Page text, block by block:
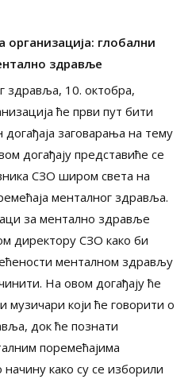
организација: глобални
здравље
здравља, 10. октобра,
ће први пут бити
заговарања на тему
догађају представиће се
СЗО широм света на
менталног здравља.
за ментално здравље
директору СЗО како би
менталном здрављу
На овом догађају ће
музичари који ће говорити о
док ће познати
поремећајима
начину како су се изборили